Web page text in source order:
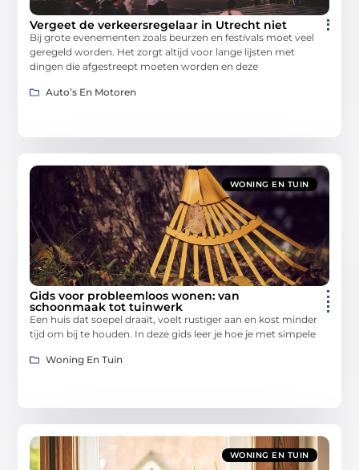
Vergeet de verkeersregelaar in Utrecht niet
Bij grote evenementen zoals beurzen en festivals moet veel
geregeld worden. Het zorgt altijd voor lange lijsten met
dingen die afgestreept moeten worden en deze
Auto’s En Motoren
WONING EN TUIN
Gids voor probleemloos wonen: van
schoonmaak tot tuinwerk
Een huis dat soepel draait, voelt rustiger aan en kost minder
tijd om bij te houden. In deze gids leer je hoe je met simpele
Woning En Tuin
WONING EN TUIN